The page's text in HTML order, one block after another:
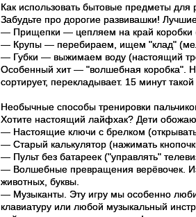
Как использовать бытовые предметы для
Забудьте про дорогие развивашки!
— Прищепки — цепляем на край коробки
— Крупы — перебираем, ищем "клад"
— Губки — выжимаем воду (настоящий
Особенный хит — "волшебная коробка".
сортирует, перекладывает. 15 минут
Необычные способы тренировки
Хотите настоящий лайфхак? Дети
— Настоящие ключи с брелком
— Старый калькулятор (нажимать
— Пульт без батареек ("управлять"
— Волшебные превращения верёвочек. Из
животных, буквы.
— Музыканты. Эту игру мы особенно
клавиатуру или любой музыкальный